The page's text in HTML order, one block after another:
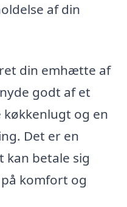
af din
din emhætte af
godt af et
og en
Det er en
betale sig
komfort og